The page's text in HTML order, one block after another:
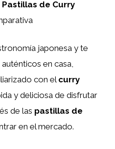
de Curry
japonesa y te
en casa,
con elcurry
y deliciosa de disfrutar
de las pastillas de
en el mercado.